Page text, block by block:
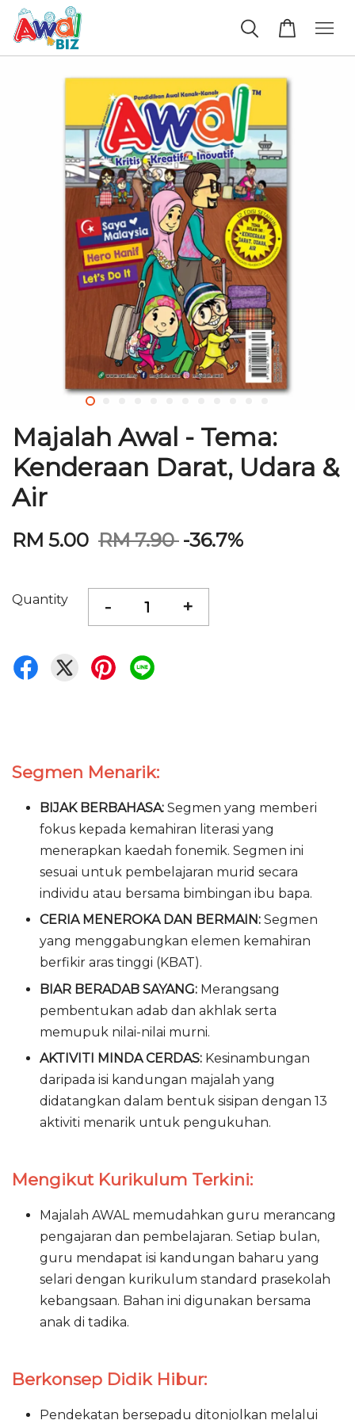
Majalah Awal - Tema:
Kenderaan Darat, Udara &
Air
RM 5.00 RM 7.90 -36.7%
Quantity - +
Segmen Menarik:
BIJAK BERBAHASA: Segmen yang memberi
fokus kepada kemahiran literasi yang
menerapkan kaedah fonemik. Segmen ini
sesuai untuk pembelajaran murid secara
individu atau bersama bimbingan ibu bapa.
CERIA MENEROKA DAN BERMAIN: Segmen
yang menggabungkan elemen kemahiran
berfikir aras tinggi (KBAT).
BIAR BERADAB SAYANG: Merangsang
pembentukan adab dan akhlak serta
memupuk nilai-nilai murni.
AKTIVITI MINDA CERDAS: Kesinambungan
daripada isi kandungan majalah yang
didatangkan dalam bentuk sisipan dengan 13
aktiviti menarik untuk pengukuhan.
Mengikut Kurikulum Terkini:
Majalah AWAL memudahkan guru merancang
pengajaran dan pembelajaran. Setiap bulan,
guru mendapat isi kandungan baharu yang
selari dengan kurikulum standard prasekolah
kebangsaan. Bahan ini digunakan bersama
anak di tadika.
Berkonsep Didik Hibur:
Pendekatan bersepadu ditonjolkan melalui